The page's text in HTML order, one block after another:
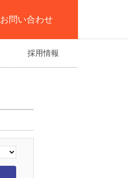
お問い合わせ
採用情報